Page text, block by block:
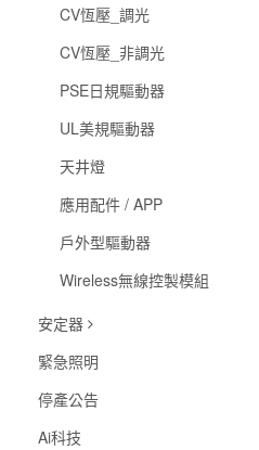
CV恆壓_調光
CV恆壓_非調光
PSE日規驅動器
UL美規驅動器
天井燈
應用配件 / APP
戶外型驅動器
Wireless無線控製模組
安定器
緊急照明
停產公告
Ai科技